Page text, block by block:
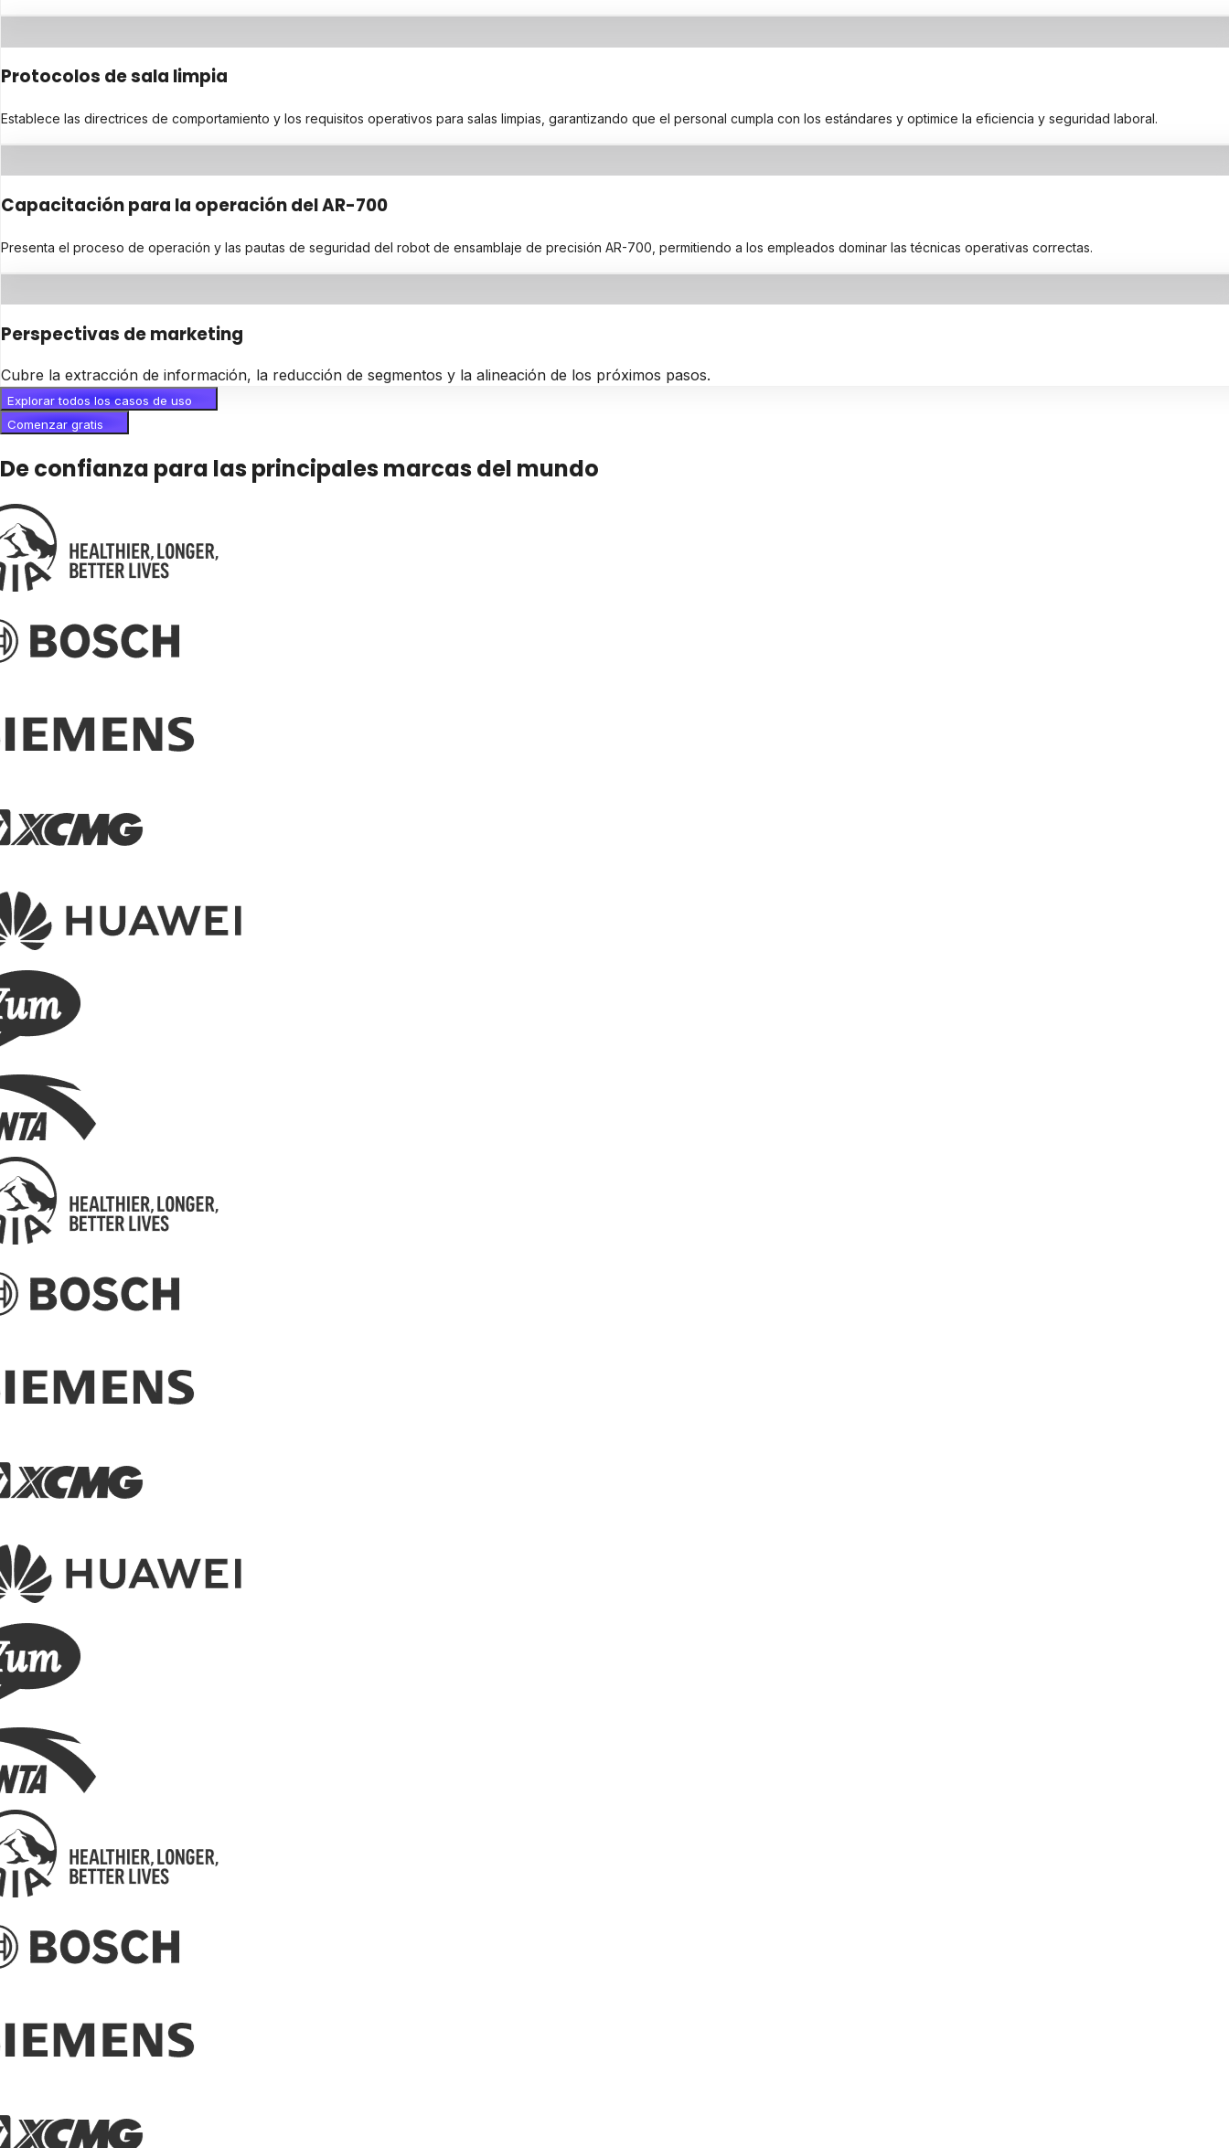
Protocolos de sala limpia
Establece las directrices de comportamiento y los requisitos operativos para salas limpias, garantizando que el personal cumpla con los estándares y optimice la eficiencia y seguridad laboral.
Capacitación para la operación del AR-700
Presenta el proceso de operación y las pautas de seguridad del robot de ensamblaje de precisión AR-700, permitiendo a los empleados dominar las técnicas operativas correctas.
Perspectivas de marketing
Cubre la extracción de información, la reducción de segmentos y la alineación de los próximos pasos.
Explorar todos los casos de uso
Comenzar gratis
De confianza para las principales marcas del mundo